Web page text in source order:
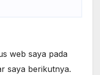
web saya pada
saya berikutnya.